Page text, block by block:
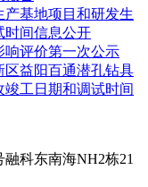
基地项目和研发生
时间信息公开
响评价第一次公示
区益阳百通潜孔钻具
工日期和调试时间
科东南海NH2栋21